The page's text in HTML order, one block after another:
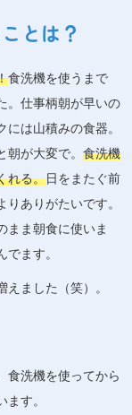
とは？
食洗機を使うまで
。仕事柄朝が早いの
は山積みの食器。
が大変で。 食洗機
れる。日をまたぐ前
ありがたいです。
まま朝食に使いま
ます。
ました（笑）。
食洗機を使ってから
す。